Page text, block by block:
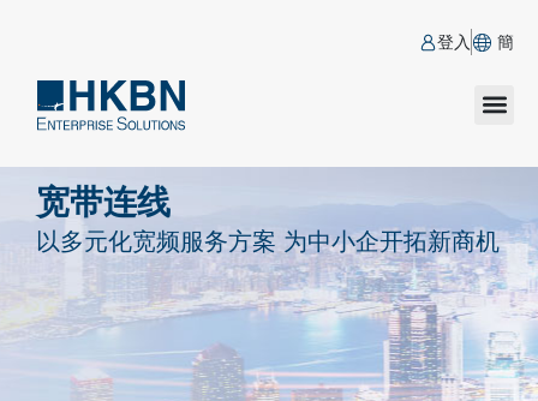
登入 簡
宽带连线
以多元化宽频服务方案 为中小企开拓新商机